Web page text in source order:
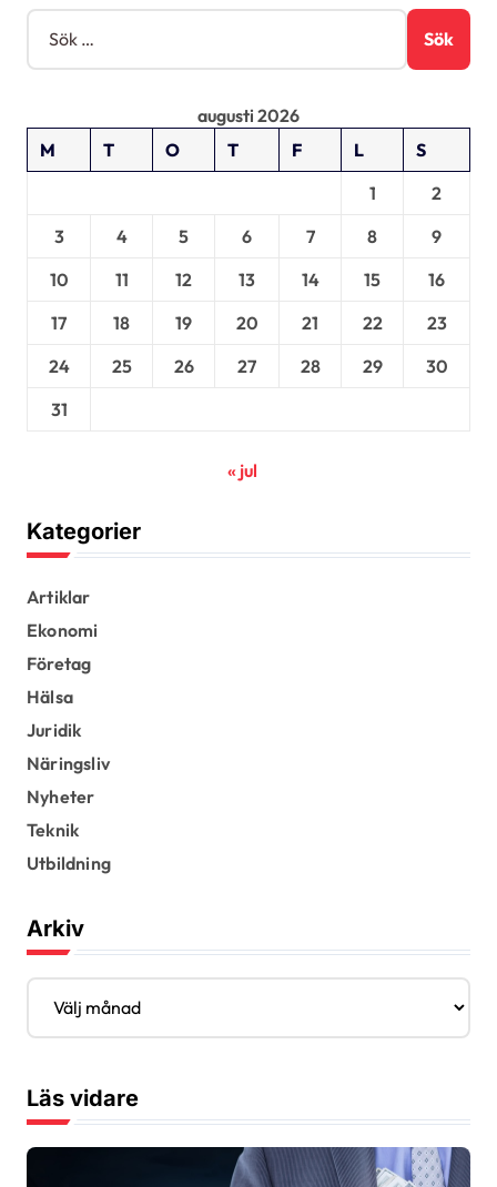
i
n
S
k
e
augusti 2026
M
T O T F L
S
1
2
3
4 5 6 7 8
9
10
11 12 13 14 15
16
17
18 19 20 21 22
23
24
25 26 27 28 29
30
31
« jul
Kategorier
Artiklar
Ekonomi
Företag
Hälsa
Juridik
Näringsliv
Nyheter
Teknik
Utbildning
Arkiv
A
k
vLäs vidare